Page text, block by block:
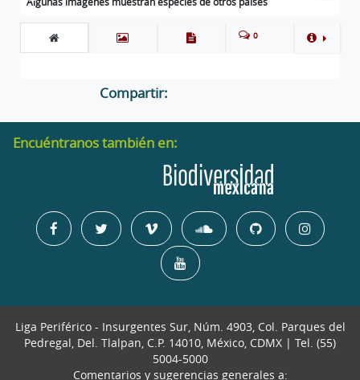
0
Compartir:
Encuéntranos también en:
Liga Periférico - Insurgentes Sur, Núm. 4903, Col. Parques del
Pedregal, Del. Tlalpan, C.P. 14010, México, CDMX | Tel. (55)
5004-5000
Comentarios y sugerencias generales a: